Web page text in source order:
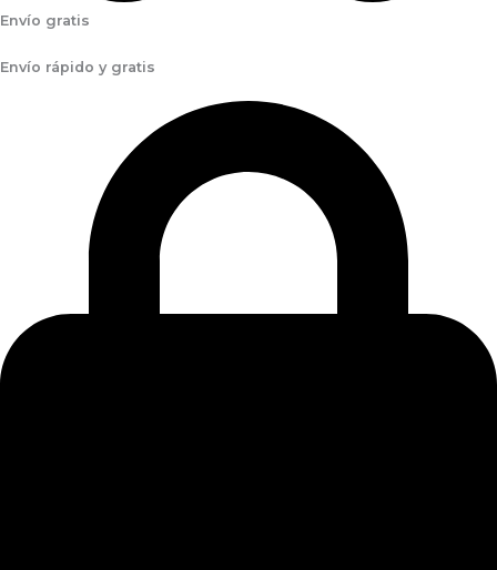
Envío gratis
Envío rápido y gratis